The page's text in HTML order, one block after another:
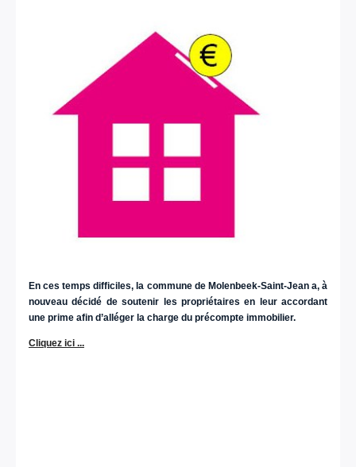
En ces temps difficiles, la commune de Molenbeek-Saint-Jean a, à
nouveau décidé de soutenir les propriétaires en leur accordant
une prime afin d’alléger la charge du précompte immobilier.
Cliquez ici ...